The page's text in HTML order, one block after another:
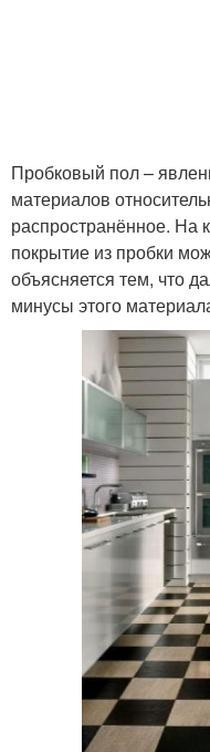
Пробковый пол –
материалов
распространённое. На
покрытие из пробки
объясняется тем, что
минусы этого